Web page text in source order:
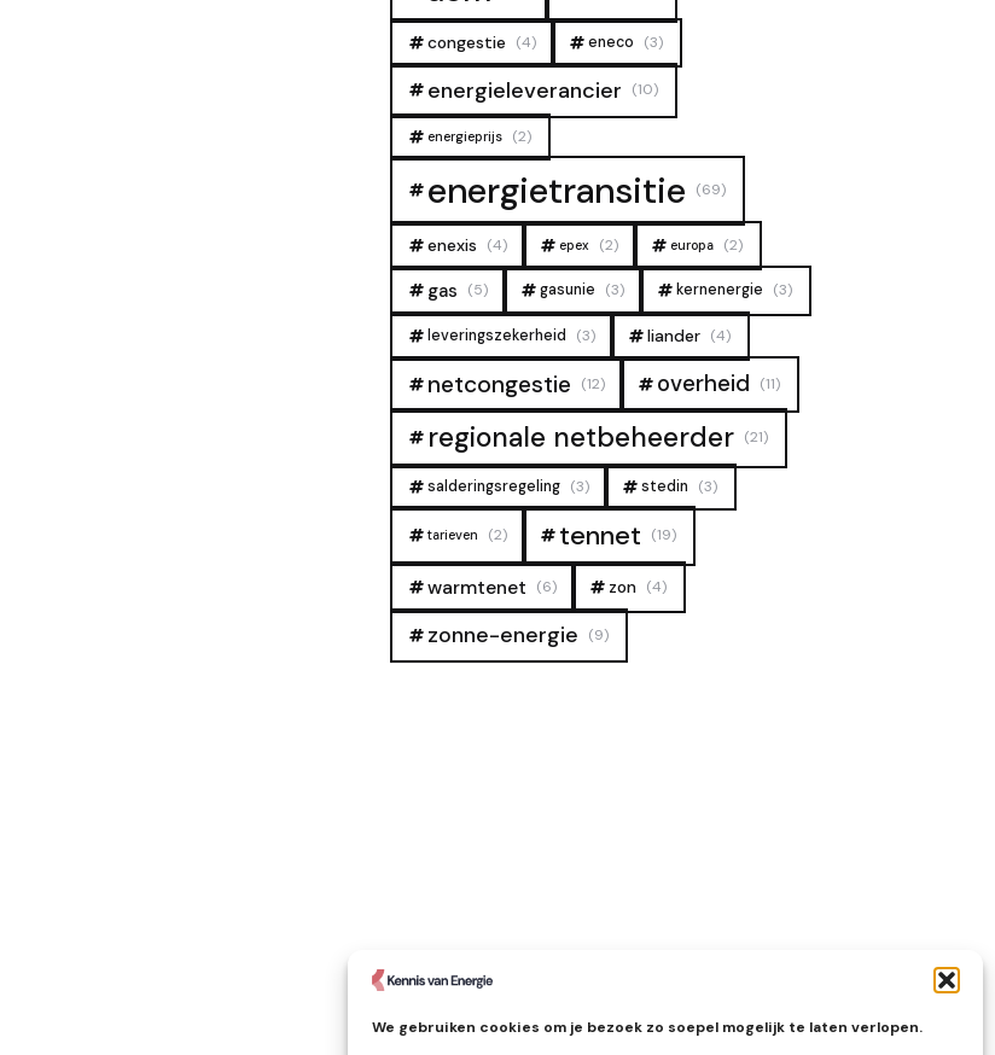
We gebruiken cookies om je bezoek zo soepel mogelijk te laten verlopen.
congestie (4) eneco (3)
energieleverancier (10)
energieprijs (2)
energietransitie (69)
enexis (4) epex (2) europa (2)
gas (5) gasunie (3) kernenergie (3)
leveringszekerheid (3) liander (4)
netcongestie (12) overheid (11)
regionale netbeheerder (21)
salderingsregeling (3) stedin (3)
tarieven (2) tennet (19)
warmtenet (6) zon (4)
zonne-energie (9)